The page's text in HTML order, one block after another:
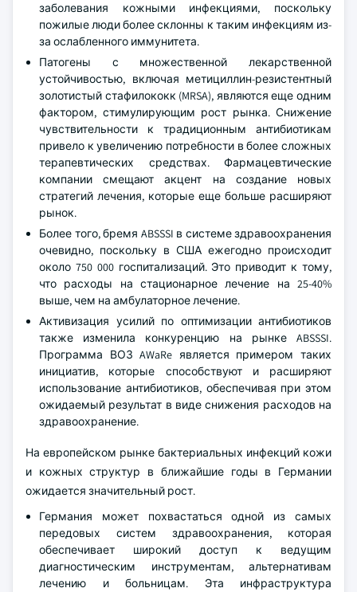
заболевания кожными инфекциями, поскольку
пожилые люди более склонны к таким инфекциям из-
за ослабленного иммунитета.
Патогены с множественной лекарственной
устойчивостью, включая метициллин-резистентный
золотистый стафилококк (MRSA), являются еще одним
фактором, стимулирующим рост рынка. Снижение
чувствительности к традиционным антибиотикам
привело к увеличению потребности в более сложных
терапевтических средствах. Фармацевтические
компании смещают акцент на создание новых
стратегий лечения, которые еще больше расширяют
рынок.
Более того, бремя ABSSSI в системе здравоохранения
очевидно, поскольку в США ежегодно происходит
около 750 000 госпитализаций. Это приводит к тому,
что расходы на стационарное лечение на 25-40%
выше, чем на амбулаторное лечение.
Активизация усилий по оптимизации антибиотиков
также изменила конкуренцию на рынке ABSSSI.
Программа ВОЗ AWaRe является примером таких
инициатив, которые способствуют и расширяют
использование антибиотиков, обеспечивая при этом
ожидаемый результат в виде снижения расходов на
здравоохранение.
На европейском рынке бактериальных инфекций кожи
и кожных структур в ближайшие годы в Германии
ожидается значительный рост.
Германия может похвастаться одной из самых
передовых систем здравоохранения, которая
обеспечивает широкий доступ к ведущим
диагностическим инструментам, альтернативам
лечению и больницам. Эта инфраструктура